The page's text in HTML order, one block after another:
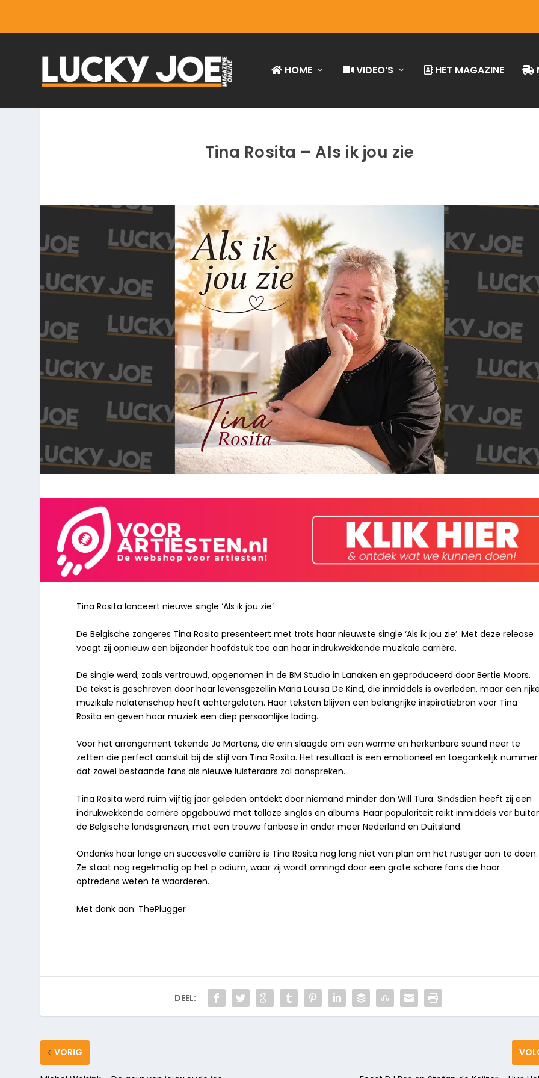
HOME VIDEO’S HET MAGAZINE
Tina Rosita – Als ik jou zie
Tina Rosita lanceert nieuwe single ‘Als ik jou zie’
De Belgische zangeres Tina Rosita presenteert met trots haar nieuwste single ‘Als ik jou zie’. Met deze release
voegt zij opnieuw een bijzonder hoofdstuk toe aan haar indrukwekkende muzikale carrière.
De single werd, zoals vertrouwd, opgenomen in de BM Studio in Lanaken en geproduceerd door Bertie Moors.
De tekst is geschreven door haar levensgezellin Maria Louisa De Kind, die inmiddels is overleden, maar een
muzikale nalatenschap heeft achtergelaten. Haar teksten blijven een belangrijke inspiratiebron voor Tina
Rosita en geven haar muziek een diep persoonlijke lading.
Voor het arrangement tekende Jo Martens, die erin slaagde om een warme en herkenbare sound neer te
zetten die perfect aansluit bij de stijl van Tina Rosita. Het resultaat is een emotioneel en toegankelijk nummer
dat zowel bestaande fans als nieuwe luisteraars zal aanspreken.
Tina Rosita werd ruim vijftig jaar geleden ontdekt door niemand minder dan Will Tura. Sindsdien heeft zij een
indrukwekkende carrière opgebouwd met talloze singles en albums. Haar populariteit reikt inmiddels ver
de Belgische landsgrenzen, met een trouwe fanbase in onder meer Nederland en Duitsland.
Ondanks haar lange en succesvolle carrière is Tina Rosita nog lang niet van plan om het rustiger aan te doen.
Ze staat nog regelmatig op het p odium, waar zij wordt omringd door een grote schare fans die haar
optredens weten te waarderen.
Met dank aan: ThePlugger
DEEL:
VORIG